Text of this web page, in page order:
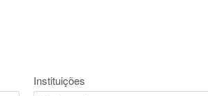
Instituições